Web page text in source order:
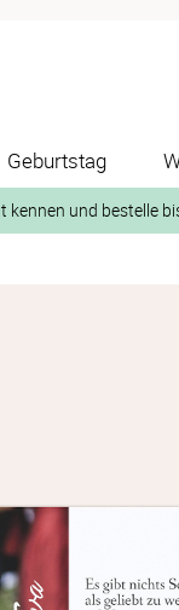
Geburtstag
kennen und bestelle
der jeweiligen